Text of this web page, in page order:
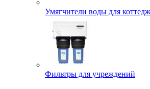
Умягчители воды для
Фильтры для учреждений